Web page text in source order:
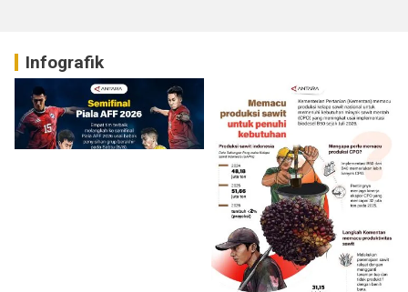
Infografik